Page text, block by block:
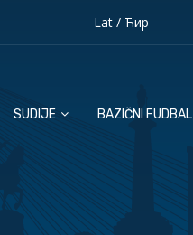
Lat/ Ћир
SUDIJE BAZIČNI FUDBAL